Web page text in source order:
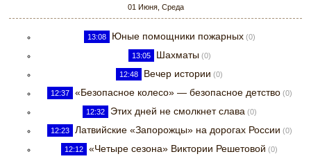
01 Июня, Среда
13:08 Юные помощники пожарных (0)
13:05 Шахматы (0)
12:48 Вечер истории (0)
12:37 «Безопасное колесо» — безопасное детство (0)
12:32 Этих дней не смолкнет слава (0)
12:23 Латвийские «Запорожцы» на дорогах России (0)
12:12 «Четыре сезона» Виктории Решетовой (0)